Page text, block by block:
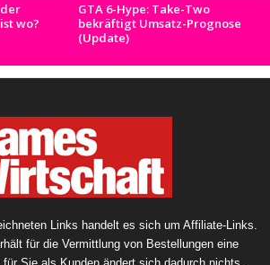
wo?
GTA 6-Hype: Take-Two
bekräftigt Umsatz-Prognose
(Update)
Links handelt es sich um Affiliate-Links.
für die Vermittlung von Bestellungen eine